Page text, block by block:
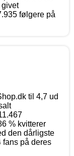
givet
følgere på
til 4,7 ud
% kvitterer
den dårligste
fans på deres